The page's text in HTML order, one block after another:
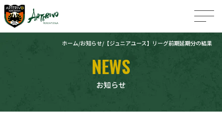
ホーム お知らせ 【ジュニアユース】リーグ前期延期分の結果
NEWS
お知らせ